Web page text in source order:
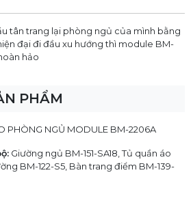
tân trang lại phòng ngủ của mình bằng
đại đi đầu xu hướng thì module BM-
hảo
PHẨM
PHÒNG NGỦ MODULE BM-2206A
Giường ngủ BM-151-SA18, Tủ quần áo
BM-122-S5, Bàn trang điểm BM-139-